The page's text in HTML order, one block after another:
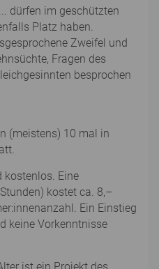
dürfen im geschützten
Platz haben.
Zweifel und
Fragen des
besprochen
(meistens) 10 mal in
kostenlos. Eine
kostet ca. 8,–
Ein Einstieg
keine Vorkenntnisse